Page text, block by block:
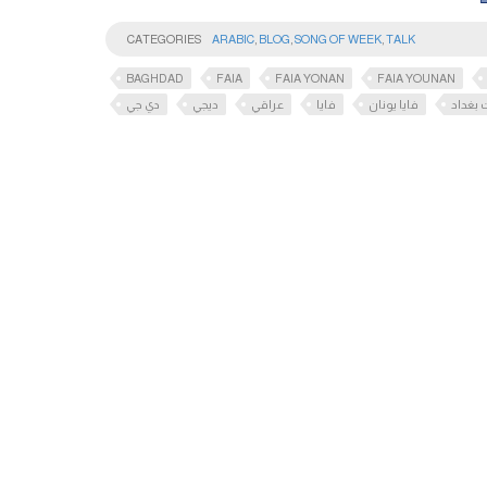
CATEGORIES ARABIC BLOG SONG OF WEEK TALK
BAGHDAD FAIA FAIA YONAN FAIA YOUNAN
دي جي
ديجي عراقي فايا فايا يونان بغداد